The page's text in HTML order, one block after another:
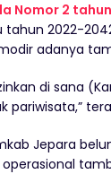
Nomor 2 tahun
tahun 2022-
adanya
di sana
pariwisata,”
Jepara